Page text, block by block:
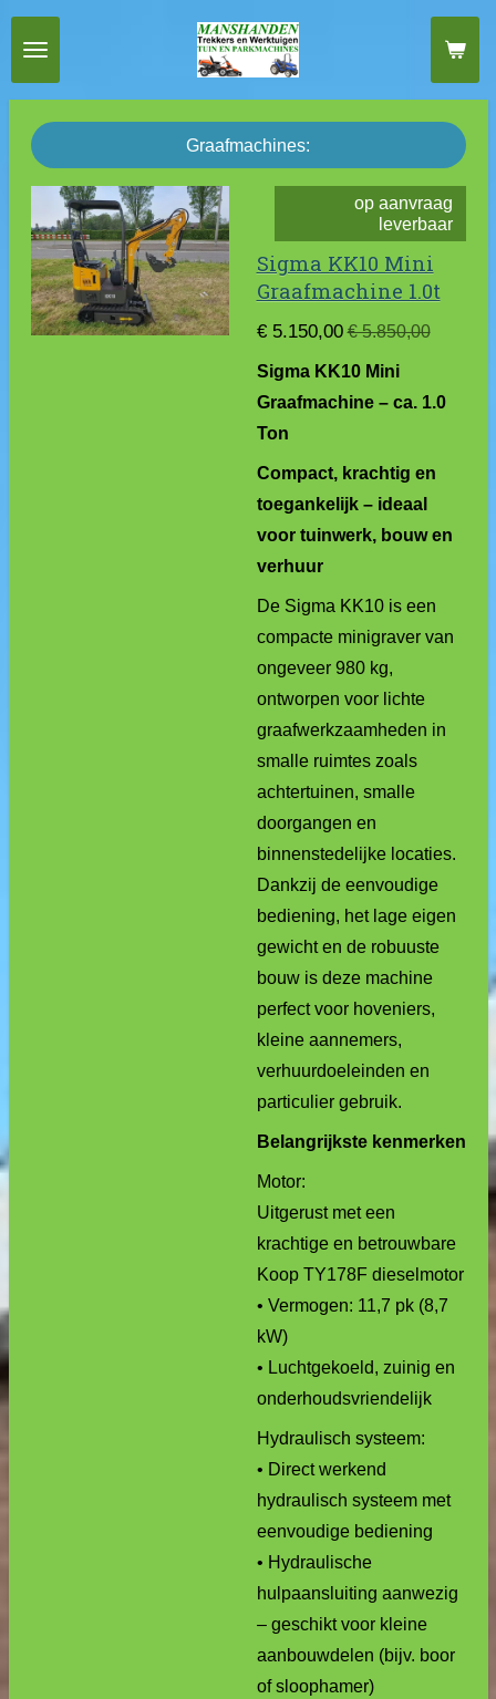
Ga
direct
naar
hoofdinhoud
Graafmachines:
op aanvraag
leverbaar
Sigma KK10 Mini
Graafmachine 1.0t
€ 5.150,00 € 5.850,00
Sigma KK10 Mini
Graafmachine – ca. 1.0
Ton
Compact, krachtig en
toegankelijk – ideaal
voor tuinwerk, bouw en
verhuur
De Sigma KK10 is een
compacte minigraver van
ongeveer 980 kg,
ontworpen voor lichte
graafwerkzaamheden in
smalle ruimtes zoals
achtertuinen, smalle
doorgangen en
binnenstedelijke locaties.
Dankzij de eenvoudige
bediening, het lage eigen
gewicht en de robuuste
bouw is deze machine
perfect voor hoveniers,
kleine aannemers,
verhuurdoeleinden en
particulier gebruik.
Belangrijkste kenmerken
Motor:
Uitgerust met een
krachtige en betrouwbare
Koop TY178F dieselmotor
• Vermogen: 11,7 pk (8,7
kW)
• Luchtgekoeld, zuinig en
onderhoudsvriendelijk
Hydraulisch systeem:
• Direct werkend
hydraulisch systeem met
eenvoudige bediening
• Hydraulische
hulpaansluiting aanwezig
– geschikt voor kleine
aanbouwdelen (bijv. boor
of sloophamer)